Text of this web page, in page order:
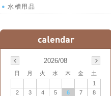
水槽用品
2026/08
日 月 火 水 木 金
土
1
2
3 4 5 6 7
8